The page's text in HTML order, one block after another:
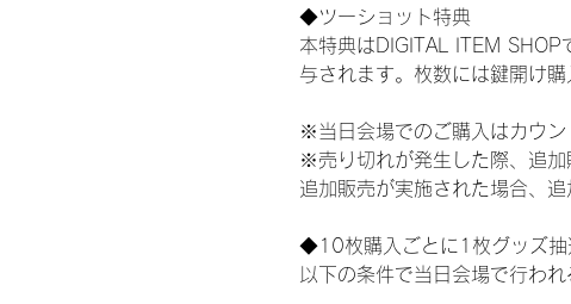
◆ツーショット特典
本特典はDIGITAL ITEM SHOP
与されます。枚数には鍵開け購
※当日会場でのご購入はカウン
※売り切れが発生した際、追加
追加販売が実施された場合、
◆10枚購入ごとに1枚グッズ抽
以下の条件で当日会場で行わ